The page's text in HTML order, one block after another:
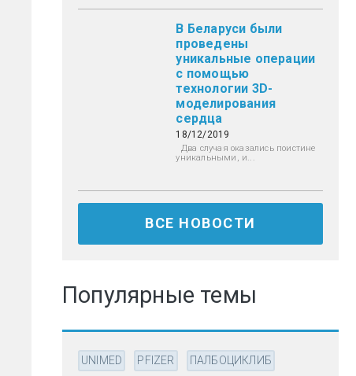
В Беларуси были
проведены
уникальные операции
с помощью
технологии 3D-
моделирования
сердца
18/12/2019
Два случая оказались поистине
уникальными, и...
ВСЕ НОВОСТИ
Популярные темы
UNIMED PFIZER ПАЛБОЦИКЛИБ